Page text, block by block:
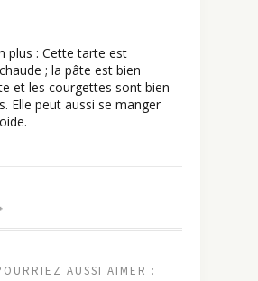
plus : Cette tarte est
; la pâte est bien
et les courgettes sont bien
Elle peut aussi se manger
AUSSI AIMER :